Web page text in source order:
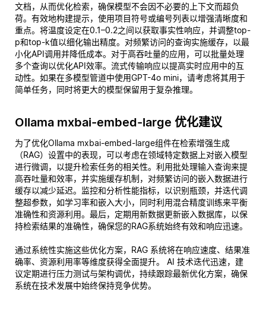
文档，从而优化检索，确保模型不会因不必要的上下文而超负
荷。有效地构建提示，使用项目符号或编号列表以增强清晰度和
重点。将温度设定在0.1–0.2之间以获取事实性响应，并调整top-
p和top-k值以细化输出精度。对频繁访问的查询实施缓存，以最
小化API调用并降低成本。对于高吞吐量的应用，可以批量处理
多个查询以优化API效率。流式传输响应以提高实时应用中的互
动性。如果在多模型管道中使用GPT-4o mini，请考虑将其用于
简单任务，同时将更大的模型保留用于复杂推理。
Ollama mxbai-embed-large 优化建议
为了优化Ollama mxbai-embed-large组件在检索增强生成
（RAG）设置中的表现，可以考虑在领域特定数据上对嵌入模型
进行微调，以提升检索任务的相关性。利用批处理输入查询来提
高吞吐量和效率，并实施缓存机制，对频繁访问的嵌入数据进行
缓存以减少延迟。监控和分析性能指标，以识别瓶颈，并迭代调
整超参数，如学习率和嵌入大小，同时利用混合精度训练来平衡
准确性和资源利用。最后，定期用新数据更新嵌入数据库，以保
持检索结果的准确性，确保您的RAG系统始终有效和响应迅速。
通过系统性实施这些优化方案，RAG 系统将在响应速度、结果准
确率、资源利用率等维度获得全面提升。 AI 技术迭代迅速，建
议定期进行压力测试与架构调优，持续跟踪最新优化方案，确保
系统在技术发展中始终保持竞争优势。